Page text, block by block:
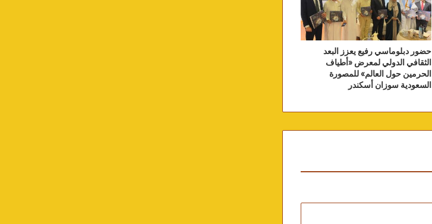
حضور دبلوماسي رفيع يعزز البعد
الثقافي الدولي لمعرض «أطياف
الحرمين حول العالم» للمصورة
السعودية سوزان أسكندر